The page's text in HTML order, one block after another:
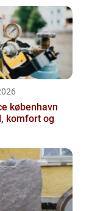
københavn
komfort og